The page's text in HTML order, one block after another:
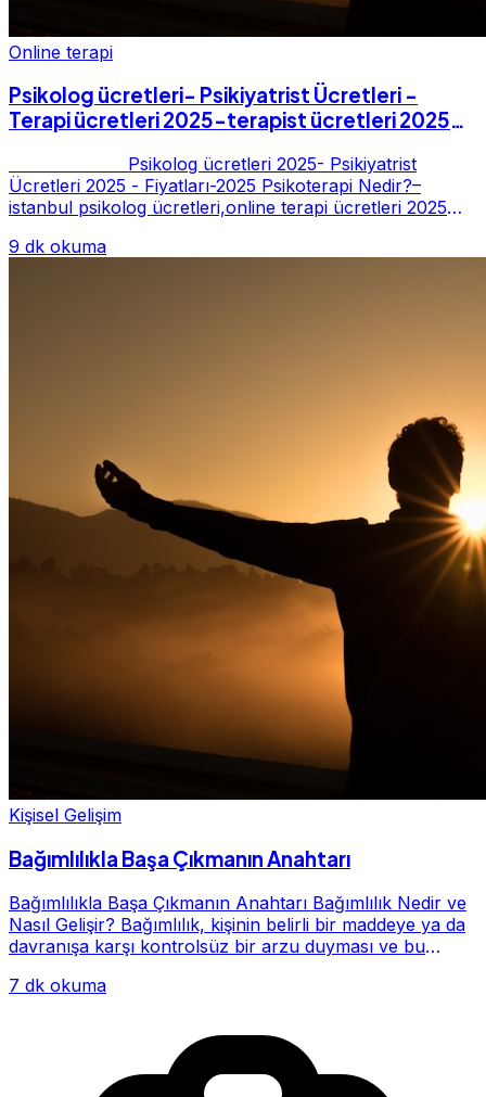
Online terapi
Psikolog ücretleri- Psikiyatrist Ücretleri -
Terapi ücretleri 2025-terapist ücretleri 2025-
Psikolog ücretleri 2025- Psikiyatrist
Ücretleri 2025 - Fiyatları-2025 Psikoterapi Nedir?–
istanbul psikolog ücretleri,online terapi ücretleri 2025
9 dk okuma
Kişisel Gelişim
Bağımlılıkla Başa Çıkmanın Anahtarı
Bağımlılıkla Başa Çıkmanın Anahtarı Bağımlılık Nedir ve
Nasıl Gelişir? Bağımlılık, kişinin belirli bir maddeye ya da
davranışa karşı kontrolsüz bir arzu duyması ve bu
7 dk okuma